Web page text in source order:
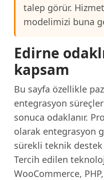
talep görür.
modelimizi buna
Edirne
kapsam
Bu sayfa özellikle
entegrasyon
sonuca odaklanır.
olarak entegrasyon
sürekli teknik destek
Tercih edilen
WooCommerce,